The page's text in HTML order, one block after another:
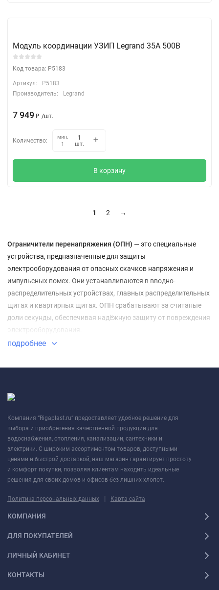
Модуль координации УЗИП Legrand 35A 500В
Код товара: P5183
Артикул:
P5183
Производитель:
Legrand
7 949 ₽ /шт.
Количество:
мин.
1
шт.
В корзину
1 2 →
Ограничители перенапряжения (ОПН) — это специальные
устройства, предназначенные для защиты
электрооборудования от опасных скачков напряжения и
импульсных помех. Они устанавливаются в вводно-
распределительных устройствах, главных распределительных
щитах и квартирных щитах. ОПН срабатывают за считаные
доли секунды, обеспечивая надёжную защиту от повреждения
электрооборудования.
подробнее
Компания “Rigaplast.ru” предоставляет удобное решение для
выбора и приобретения качественной продукции для
водоснабжения, отопления, канализации, сантехники и
электрики. С широким ассортиментом товаров, доступными
ценами и быстрой доставкой, наш магазин гарантирует простоту
и комфорт покупки, позволяя клиентам находить идеальные
решения для своих домов и офисов без лишних хлопот.
Политика персональных данных | Карта сайта
КОМПАНИЯ
ДЛЯ ПОКУПАТЕЛЕЙ
ЛИЧНЫЙ КАБИНЕТ
КОНТАКТЫ